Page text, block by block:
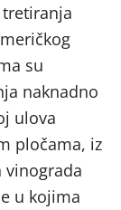
su
naknadno
ulova
pločama, iz
vinograda
u kojima